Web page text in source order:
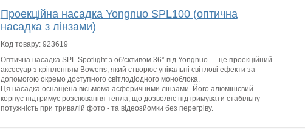
Проекційна насадка Yongnuo SPL100 (оптична
насадка з лінзами)
Код товару: 923619
Оптична насадка SPL Spotlight з об'єктивом 36° від Yongnuo — це проекційний
аксесуар з кріпленням Bowens, який створює унікальні світлові ефекти за
допомогою окремо доступного світлодіодного моноблока.
Ця насадка оснащена вісьмома асферичними лінзами. Його алюмінієвий
корпус підтримує розсіювання тепла, що дозволяє підтримувати стабільну
потужність при тривалій фото - та відеозйомки без перегріву.